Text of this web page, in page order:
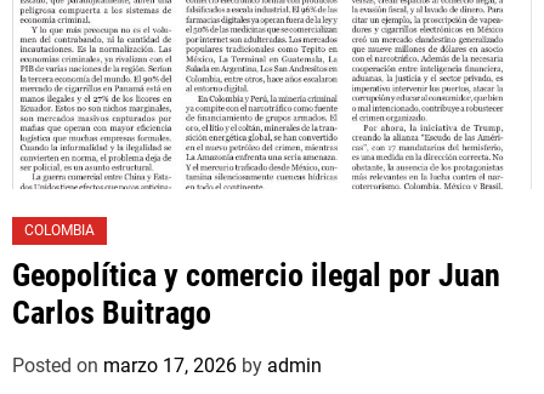
COLOMBIA
Geopolítica y comercio ilegal por Juan
Carlos Buitrago
Posted on marzo 17, 2026 by admin